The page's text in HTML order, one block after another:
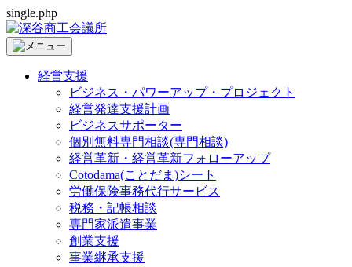
single.php
経営支援
ビジネス・パワーアップ・プロジェクト
経営発達支援計画
ビジネスサポーター
個別無料専門相談(専門相談)
経営革新・経営革新フォローアップ
Cotodama(ことだま)シート
労働保険事務代行サービス
税務・記帳相談
専門家派遣事業
創業支援
事業継承支援